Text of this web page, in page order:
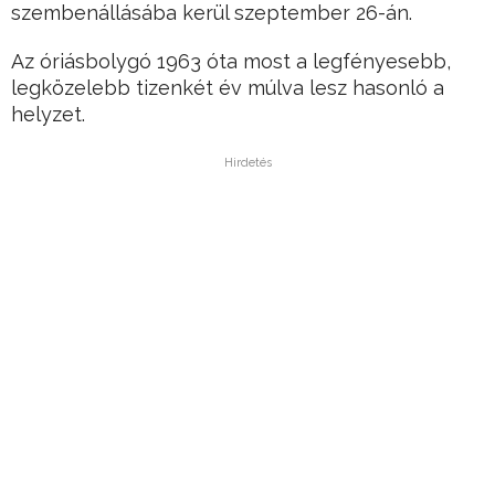
szembenállásába kerül szeptember 26-án.
Az óriásbolygó 1963 óta most a legfényesebb,
legközelebb tizenkét év múlva lesz hasonló a
helyzet.
Hirdetés